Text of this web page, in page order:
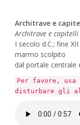
Architrave e
Architrave e capitelli
I secolo d.C.; fine
marmo scolpito
dal portale centrale
Per favore,
disturbare gli